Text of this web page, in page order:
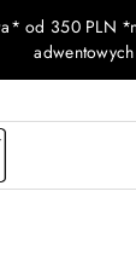
głównej
konto
głównego
produktu
od 350 PLN
adwentowych